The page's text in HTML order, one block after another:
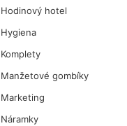
Hodinový hotel
Hygiena
Komplety
Manžetové gombíky
Marketing
Náramky